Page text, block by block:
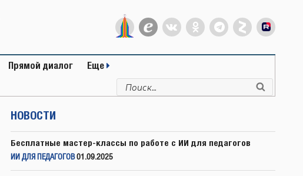
Прямой диалог Еще
Искать:
НОВОСТИ
Бесплатные мастер-классы по работе с ИИ для педагогов
ИИ ДЛЯ ПЕДАГОГОВ 01.09.2025